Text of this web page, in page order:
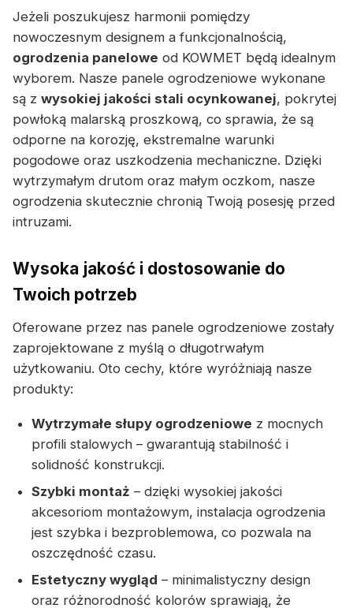
Jeżeli poszukujesz harmonii pomiędzy
nowoczesnym designem a funkcjonalnością,
ogrodzenia panelowe od KOWMET będą idealnym
wyborem. Nasze panele ogrodzeniowe wykonane
są z wysokiej jakości stali ocynkowanej, pokrytej
powłoką malarską proszkową, co sprawia, że są
odporne na korozję, ekstremalne warunki
pogodowe oraz uszkodzenia mechaniczne. Dzięki
wytrzymałym drutom oraz małym oczkom, nasze
ogrodzenia skutecznie chronią Twoją posesję przed
intruzami.
Wysoka jakość i dostosowanie do
Twoich potrzeb
Oferowane przez nas panele ogrodzeniowe zostały
zaprojektowane z myślą o długotrwałym
użytkowaniu. Oto cechy, które wyróżniają nasze
produkty:
Wytrzymałe słupy ogrodzeniowe z mocnych
profili stalowych – gwarantują stabilność i
solidność konstrukcji.
Szybki montaż – dzięki wysokiej jakości
akcesoriom montażowym, instalacja ogrodzenia
jest szybka i bezproblemowa, co pozwala na
oszczędność czasu.
Estetyczny wygląd – minimalistyczny design
oraz różnorodność kolorów sprawiają, że